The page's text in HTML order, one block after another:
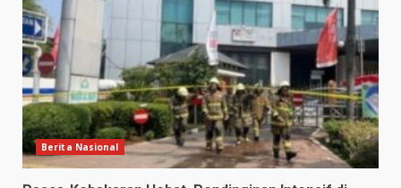
Berita Nasional